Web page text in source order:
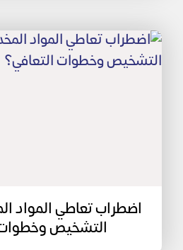
اضطراب تعاطي المواد
التشخيص وخطوات